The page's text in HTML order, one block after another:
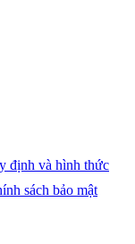
định và hình thức
sách bảo mật